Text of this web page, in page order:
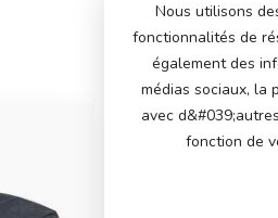
Nous utilisons
fonctionnalités de
également des
médias sociaux, la
avec
fonction de